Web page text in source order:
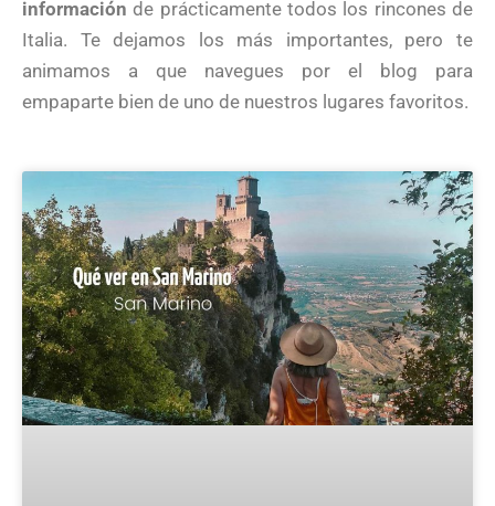
información de prácticamente todos los rincones de
Italia. Te dejamos los más importantes, pero te
animamos a que navegues por el blog para
empaparte bien de uno de nuestros lugares favoritos.